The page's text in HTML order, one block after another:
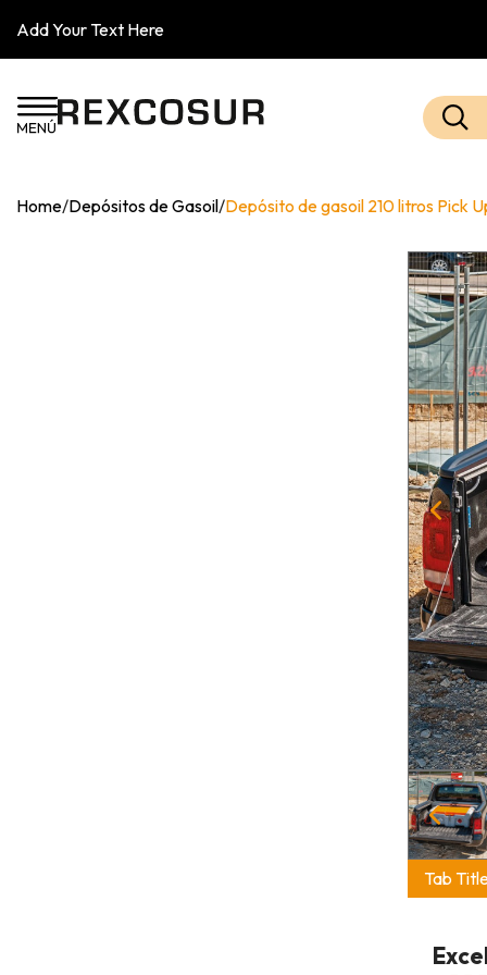
Add Your Text Here
Home/Depósitos de Gasoil/Depósito de gasoil 210 litros Pick
Tab